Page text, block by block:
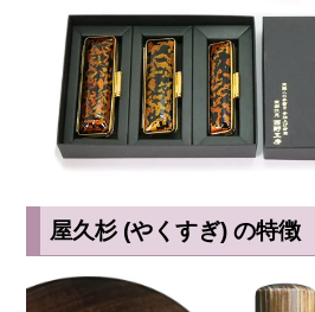
屋久杉 (やくすぎ) の特徴